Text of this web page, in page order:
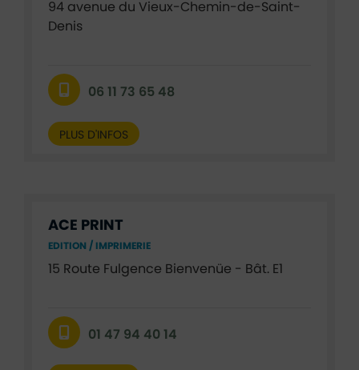
94 avenue du Vieux-Chemin-de-Saint-
Denis
06 11 73 65 48
PLUS D'INFOS
ACE PRINT
EDITION / IMPRIMERIE
15 Route Fulgence Bienvenüe - Bât. E1
01 47 94 40 14